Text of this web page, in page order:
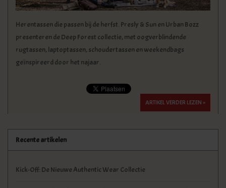
Herentassen die passen bij de herfst. Presly & Sun en Urban Bozz
presenteren de Deep Forest collectie, met oogverblindende
rugtassen, laptoptassen, schoudertassen en weekendbags
geïnspireerd door het najaar.
ARTIKEL VERDER LEZEN »
Recente artikelen
Kick-Off: De Nieuwe Authentic Wear Collectie